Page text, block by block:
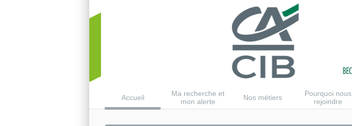
Accueil
Ma recherche et
mon alerte
Nos métiers
Pourquoi nous
rejoindre